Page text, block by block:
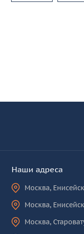
Наши адреса
Москва,
Москва,
Москва,